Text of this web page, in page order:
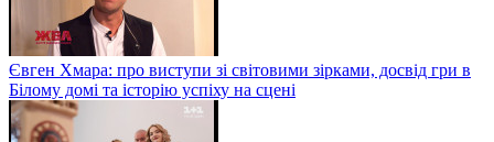
Євген Хмара: про виступи зі світовими зірками, досвід гри в
Білому домі та історію успіху на сцені